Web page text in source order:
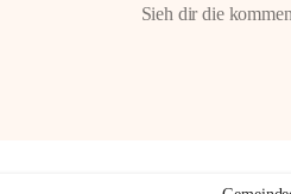
Sieh dir die